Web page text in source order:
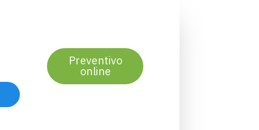
Preventivo
online